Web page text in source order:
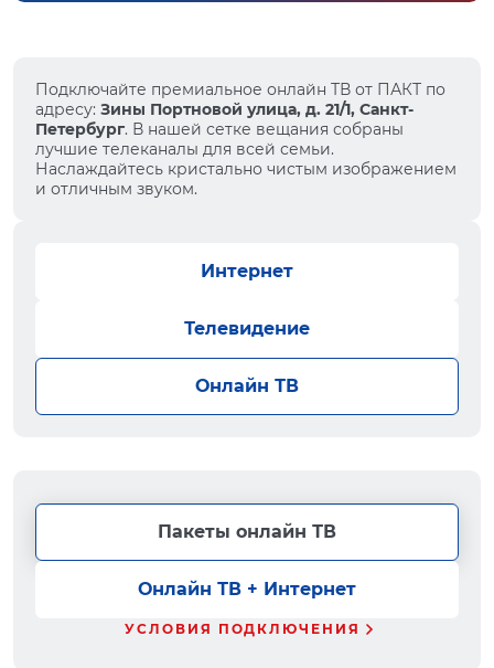
Подключайте премиальное онлайн ТВ от ПАКТ по
адресу: Зины Портновой улица, д. 21/1, Санкт-
Петербург. В нашей сетке вещания собраны
лучшие телеканалы для всей семьи.
Наслаждайтесь кристально чистым изображением
и отличным звуком.
Интернет
Телевидение
Онлайн ТВ
Пакеты онлайн ТВ
Онлайн ТВ + Интернет
УСЛОВИЯ ПОДКЛЮЧЕНИЯ